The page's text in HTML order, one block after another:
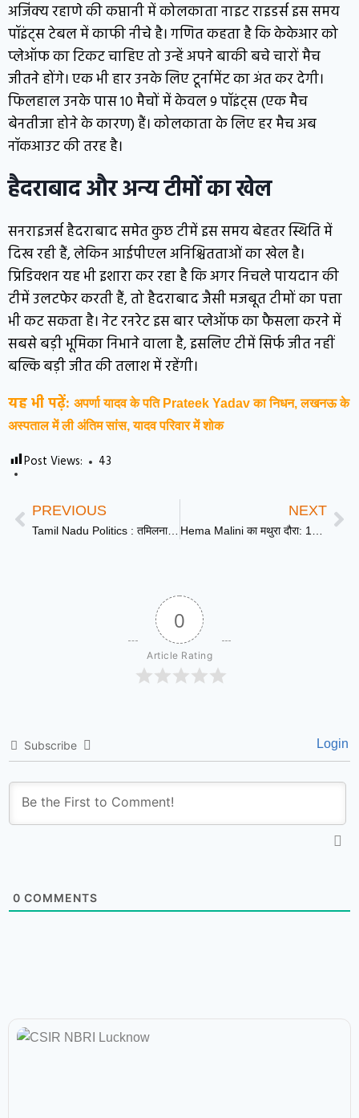
अजिंक्य रहाणे की कप्तानी में कोलकाता नाइट राइडर्स इस समय
पॉइंट्स टेबल में काफी नीचे है। गणित कहता है कि केकेआर को
प्लेऑफ का टिकट चाहिए तो उन्हें अपने बाकी बचे चारों मैच
जीतने होंगे। एक भी हार उनके लिए टूर्नामेंट का अंत कर देगी।
फिलहाल उनके पास 10 मैचों में केवल 9 पॉइंट्स (एक मैच
बेनतीजा होने के कारण) हैं। कोलकाता के लिए हर मैच अब
नॉकआउट की तरह है।
हैदराबाद और अन्य टीमों का खेल
सनराइजर्स हैदराबाद समेत कुछ टीमें इस समय बेहतर स्थिति में
दिख रही हैं, लेकिन आईपीएल अनिश्चितताओं का खेल है।
प्रिडिक्शन यह भी इशारा कर रहा है कि अगर निचले पायदान की
टीमें उलटफेर करती हैं, तो हैदराबाद जैसी मजबूत टीमों का पत्ता
भी कट सकता है। नेट रनरेट इस बार प्लेऑफ का फैसला करने में
सबसे बड़ी भूमिका निभाने वाला है, इसलिए टीमें सिर्फ जीत नहीं
बल्कि बड़ी जीत की तलाश में रहेंगी।
यह भी पढ़ें: अपर्णा यादव के पति Prateek Yadav का निधन, लखनऊ के
अस्पताल में ली अंतिम सांस, यादव परिवार में शोक
Post Views: 43
PREVIOUS
Tamil Nadu Politics : तमिलनाडु में विजय का जादू बरकरार, 144 विधायकों के समर्थन से पास किया फ्लोर टेस्ट
NEXT
0
Article Rating
Subscribe Login
0 COMMENTS